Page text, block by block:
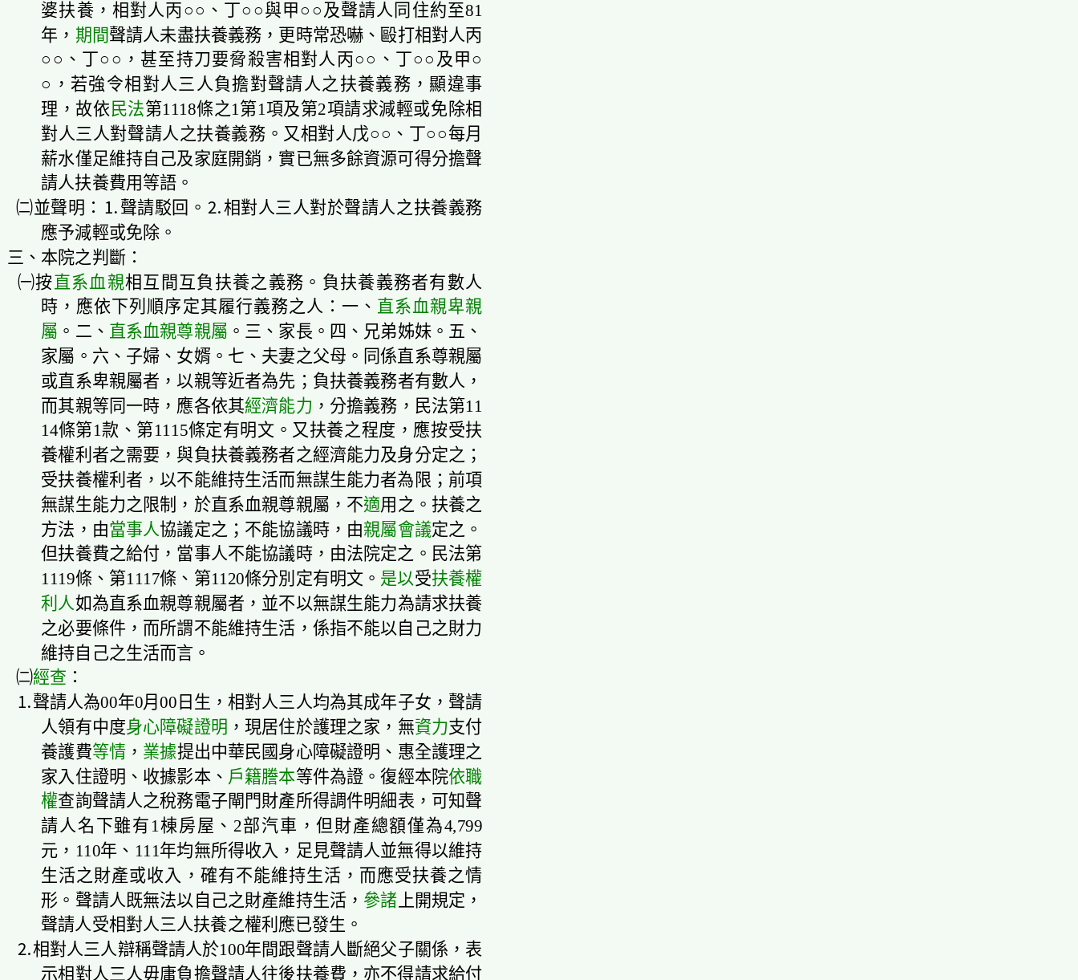
婆扶養，相對人丙○○、丁○○與甲○○及聲請人同住約至81
年， 期間聲請人未盡扶養義務，更時常恐嚇、毆打相對人丙
○○、丁○○，甚至持刀要脅殺害相對人丙○○、丁○○及甲○
○，若強令相對人三人負擔對聲請人之扶養義務，顯違事
理，故依 民法第1118條之1第1項及第2項請求減輕或免除相
對人三人對聲請人之扶養義務。又相對人戊○○、丁○○每月
薪水僅足維持自己及家庭開銷，實已無多餘資源可得分擔聲
請人扶養費用等語。
㈡並聲明：⒈聲請駁回。⒉相對人三人對於聲請人之扶養義務
應予減輕或免除。
三、本院之判斷：
㈠按 直系血親相互間互負扶養之義務。負扶養義務者有數人
時，應依下列順序定其履行義務之人：一、 直系血親卑親
屬 。二、 直系血親尊親屬 。三、家長。四、兄弟姊妹。五、
家屬。六、子婦、女婿。七、夫妻之父母。同係直系尊親屬
或直系卑親屬者，以親等近者為先； 負扶養義務者有數人，
而其親等同一時，應各依其經濟能力 ，分擔義務，民法第11
14條第1款、第1115條定有明文。又扶養之程度，應按受扶
養權利者之需要，與負扶養義務者之經濟能力及身分定之；
受扶養權利者，以不能維持生活而無謀生能力者為限；前項
無謀生能力之限制，於直系血親尊親屬，不適用之。扶養之
方法，由當事人協議定之；不能協議時，由親屬會議定之。
但扶養費之給付，當事人不能協議時，由法院定之。民法第
1119條、第1117條、第1120條分別定有明文。 是以受扶養權
利人如為直系血親尊親屬者，並不以無謀生能力為請求扶養
之必要條件，而所謂不能維持生活，係指不能以自己之財力
維持自己之生活而言。
㈡經查 ：
⒈聲請人為00年0月00日生，相對人三人均為其成年子女，聲請
人領有中度身心障礙證明 ，現居住於護理之家，無資力支付
養護費等情 ， 業據提出中華民國身心障礙證明、惠全護理之
家入住證明、收據影本、 戶籍謄本等件為證。復經本院依職
權查詢聲請人之稅務電子閘門財產所得調件明細表，可知聲
請人名下雖有1棟房屋、2部汽車，但財產總額僅為4,799
元，110年、111年均無所得收入，足見聲請人並無得以維持
生活之財產或收入，確有不能維持生活，而應受扶養之情
形。聲請人既無法以自己之財產維持生活， 參諸 上開規定，
聲請人受相對人三人扶養之權利應已發生。
⒉相對人三人辯稱聲請人於100年間跟聲請人斷絕父子關係，表
示相對人三人毋庸負擔聲請人往後扶養費，亦不得請求給付